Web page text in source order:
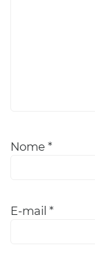
Nome *
E-mail *